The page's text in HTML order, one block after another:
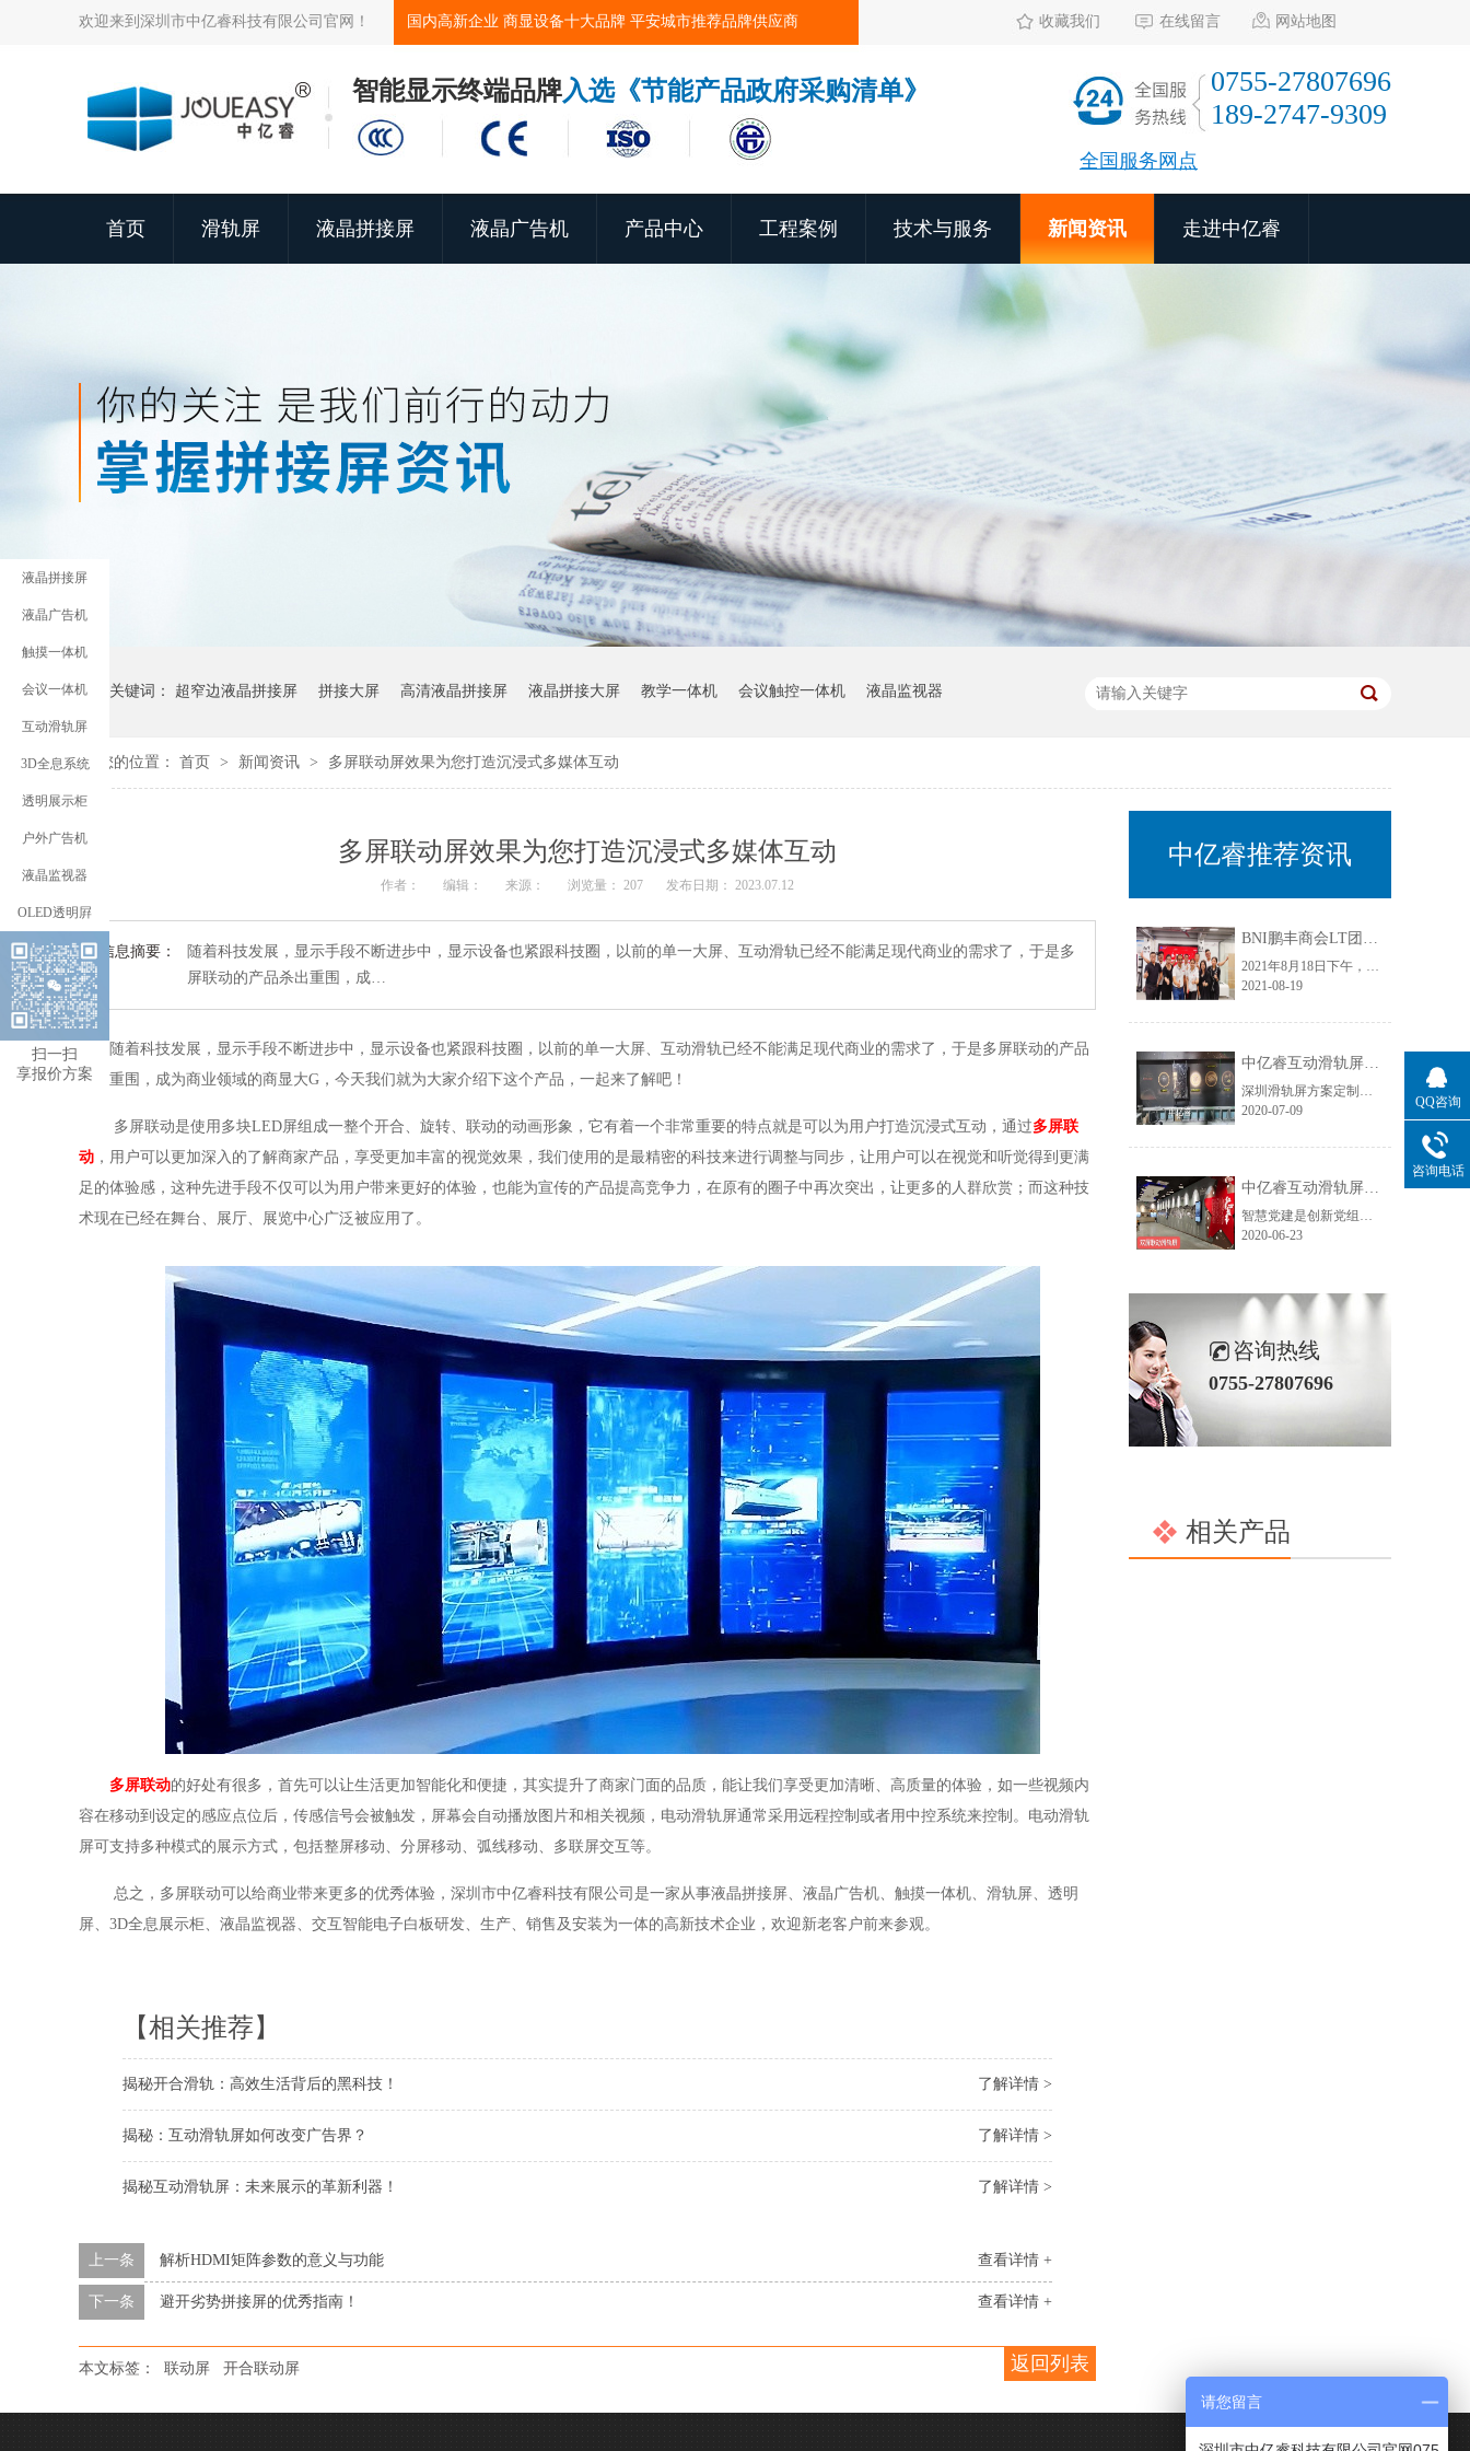
收藏我们 在线留言 网站地图
欢迎来到深圳市中亿睿科技有限公司官网！ 国内高新企业 商显设备十大品牌 平安城市推荐品牌供应商
智能显示终端品牌入选《节能产品政府采购清单》
0755-27807696
189-2747-9309
全国服务网点
首页 滑轨屏 液晶拼接屏 液晶广告机 产品中心 工程案例 技术与服务 新闻资讯 走进中亿睿
热门关键词： 超窄边液晶拼接屏 拼接大屏 高清液晶拼接屏 液晶拼接大屏 教学一体机 会议触控一体机 液晶监视器
您的位置： 首页 > 新闻资讯 > 多屏联动屏效果为您打造沉浸式多媒体互动
多屏联动屏效果为您打造沉浸式多媒体互动
作者： 编辑： 来源： 浏览量： 207 发布日期： 2023.07.12
信息摘要：
随着科技发展，显示手段不断进步中，显示设备也紧跟科技圈，以前的单一大屏、互动滑轨已经不能满足现代商业的需求了，于是多
屏联动的产品杀出重围，成…
随着科技发展，显示手段不断进步中，显示设备也紧跟科技圈，以前的单一大屏、互动滑轨已经不能满足现代商业的需求了，于是多屏联动的产品
杀出重围，成为商业领域的商显大G，今天我们就为大家介绍下这个产品，一起来了解吧！
多屏联动是使用多块LED屏组成一整个开合、旋转、联动的动画形象，它有着一个非常重要的特点就是可以为用户打造沉浸式互动，通过多屏联
动 ，用户可以更加深入的了解商家产品，享受更加丰富的视觉效果，我们使用的是最精密的科技来进行调整与同步，让用户可以在视觉和听觉得到更满
足的体验感，这种先进手段不仅可以为用户带来更好的体验，也能为宣传的产品提高竞争力，在原有的圈子中再次突出，让更多的人群欣赏；而这种技
术现在已经在舞台、展厅、展览中心广泛被应用了。
多屏联动的好处有很多，首先可以让生活更加智能化和便捷，其实提升了商家门面的品质，能让我们享受更加清晰、高质量的体验，如一些视频内
容在移动到设定的感应点位后，传感信号会被触发，屏幕会自动播放图片和相关视频，电动滑轨屏通常采用远程控制或者用中控系统来控制。电动滑轨
屏可支持多种模式的展示方式，包括整屏移动、分屏移动、弧线移动、多联屏交互等。
总之，多屏联动可以给商业带来更多的优秀体验，深圳市中亿睿科技有限公司是一家从事液晶拼接屏、液晶广告机、触摸一体机、滑轨屏、透明
屏、3D全息展示柜、液晶监视器、交互智能电子白板研发、生产、销售及安装为一体的高新技术企业，欢迎新老客户前来参观。
【相关推荐】
了解详情 >
揭秘开合滑轨：高效生活背后的黑科技！
了解详情 >
揭秘：互动滑轨屏如何改变广告界？
了解详情 >
揭秘互动滑轨屏：未来展示的革新利器！
查看详情 +
上一条 解析HDMI矩阵参数的意义与功能
查看详情 +
下一条 避开劣势拼接屏的优秀指南！
返回列表
本文标签： 联动屏 开合联动屏
中亿睿推荐资讯
BNI鹏丰商会LT团队组织开展走进中亿睿参观指导交流活动
2021年8月18日下午，为了增进企业间的互动交流，增强企业间的凝聚力，BNI鹏丰商会LT团队开展了走进中亿睿交流活动。此次活动不仅为商会LT团队各成员搭建了思想碰撞的平台，还为自身企业发展开拓思路，实现了企业家之间信息互通，共同发展，同时也增加了LT团队成员的之间的相互了解，使BNI鹏丰商会更有凝聚力。
2021-08-19
中亿睿互动滑轨屏案例：橙色科技企业展厅
深圳滑轨屏方案定制源头厂家--中亿睿，根据烟台橙色科技企业展厅的现场情况、及尺寸高度为其制定了一套55寸6米长的轨道触摸屏，为山东烟台橙色科技打造高科技展厅。
2020-07-09
中亿睿互动滑轨屏为浙江金华打造智慧党建馆
智慧党建是创新党组织活动的内容方式，它是积极运用互联网、大数据等新兴技术现党建工作的智能化管理，从而提升党的执政能力的理念。在这个理念指导之下，浙江金华党组织就开始探索智慧党建的各种载体，最终选择了深圳中亿睿双屏滑轨系统作为党建历程展示载体。
2020-06-23
咨询热线
0755-27807696
相关产品
QQ咨询
咨询电话
液晶拼接屏
液晶广告机
触摸一体机
会议一体机
互动滑轨屏
3D全息系统
透明展示柜
户外广告机
液晶监视器
OLED透明屛
扫一扫
享报价方案
请您留言